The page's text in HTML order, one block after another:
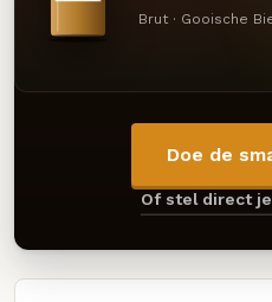
Brut · Gooische
Doe de
Of stel direct